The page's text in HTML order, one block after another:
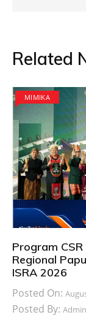
Related
MIMIKA
Program
Regional
ISRA 2026
Posted On:
Posted By: